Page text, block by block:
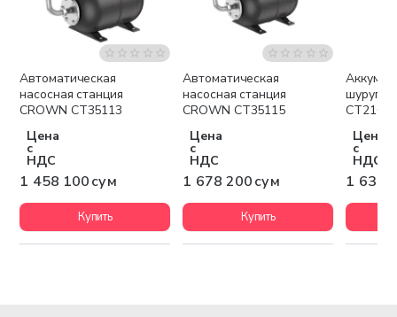
Бесплатная доставка
Автоматическая
насосная станция
CROWN CT35113
Цена
с
НДС
1 458 100 сум
Купить
Бесплатная доставка
Автоматическая
насосная станция
CROWN CT35115
Цена
с
НДС
1 678 200 сум
Купить
CT21020
Цена
с
НДС
1 637